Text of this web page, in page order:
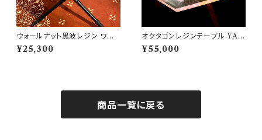
ウォールナット黒波レジン ワン
ユニット天板【 802PRODUCT
S 】
¥25,300
オクタゴンレジンテーブル YA
MASAKURA /山桜 天板 三脚
【 802PRODUCTS 】
¥55,000
商品一覧に戻る